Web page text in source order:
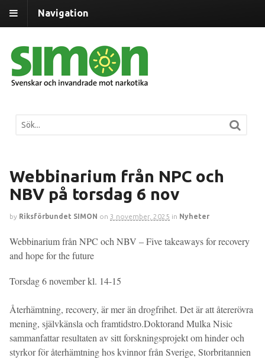
Navigation
Webbinarium från NPC och
NBV på torsdag 6 nov
by Riksförbundet SIMON on 3 november, 2025 in Nyheter
Webbinarium från NPC och NBV – Five takeaways for recovery
and hope for the future
Torsdag 6 november kl. 14-15
Återhämtning, recovery, är mer än drogfrihet. Det är att återerövra
mening, självkänsla och framtidstro.Doktorand Mulka Nisic
sammanfattar resultaten av sitt forskningsprojekt om hinder och
styrkor för återhämtning hos kvinnor från Sverige, Storbritannien